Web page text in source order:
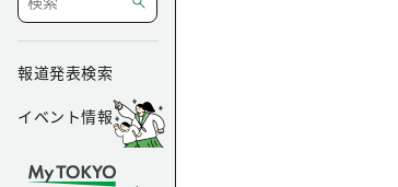
報道発表検索
イベント情報